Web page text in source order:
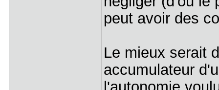
peut avoir des
Le mieux serait
accumulateur
l'autonomie